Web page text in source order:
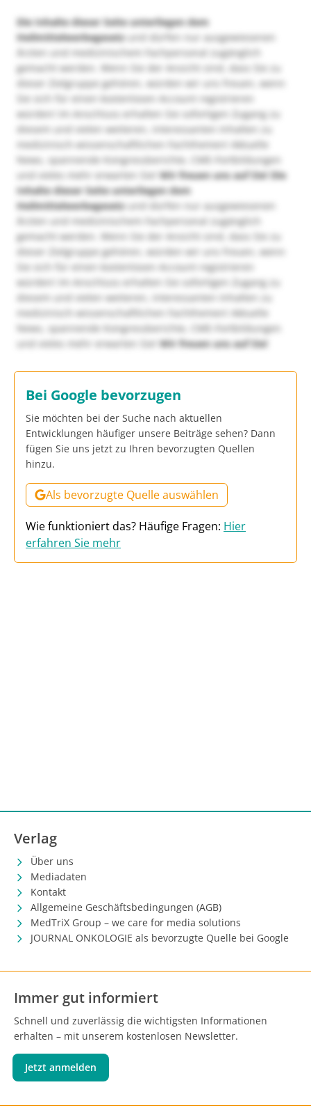
Die Inhalte dieser Seite unterliegen dem
Heilmittelwerbegesetzund dürfen nur ausgewiesenen
Ärzten und medizinischem Fachpersonal zugänglich
gemacht werden. Wenn Sie der Ansicht sind, dass Sie zu
dieser Zielgruppe gehören, würden wir uns freuen, wenn
Sie sich für einen kostenlosen Account registrieren
würden! Im Anschluss erhalten Sie sofortigen Zugang zu
diesem und vielen weiteren, interessanten Inhalten zu
medizinisch-wissenschaftlichen Fachthemen! Aktuelle
News, spannende Kongressberichte, CME-Fortbildungen
und vieles mehr erwarten Sie!Wir freuen uns auf Sie! Die
Inhalte dieser Seite unterliegen dem
Heilmittelwerbegesetzund dürfen nur ausgewiesenen
Ärzten und medizinischem Fachpersonal zugänglich
gemacht werden. Wenn Sie der Ansicht sind, dass Sie zu
dieser Zielgruppe gehören, würden wir uns freuen, wenn
Sie sich für einen kostenlosen Account registrieren
würden! Im Anschluss erhalten Sie sofortigen Zugang zu
diesem und vielen weiteren, interessanten Inhalten zu
medizinisch-wissenschaftlichen Fachthemen! Aktuelle
News, spannende Kongressberichte, CME-Fortbildungen
und vieles mehr erwarten Sie!Wir freuen uns auf Sie!
Bei Google bevorzugen
Sie möchten bei der Suche nach aktuellen
Entwicklungen häufiger unsere Beiträge sehen? Dann
fügen Sie uns jetzt zu Ihren bevorzugten Quellen
hinzu.
Als bevorzugte Quelle auswählen
Wie funktioniert das? Häufige Fragen: Hier
erfahren Sie mehr
Verlag
Über uns
Mediadaten
Kontakt
Allgemeine Geschäftsbedingungen (AGB)
MedTriX Group – we care for media solutions
JOURNAL ONKOLOGIE als bevorzugte Quelle bei Google
Immer gut informiert
Schnell und zuverlässig die wichtigsten Informationen
erhalten – mit unserem kostenlosen Newsletter.
Jetzt anmelden